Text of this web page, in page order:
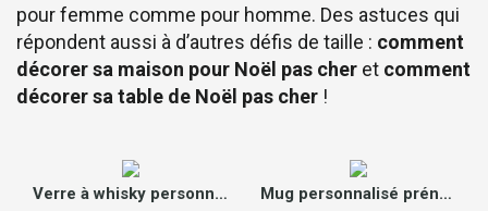
pour femme comme pour homme. Des astuces qui
répondent aussi à d’autres défis de taille : comment
décorer sa maison pour Noël pas cher et comment
décorer sa table de Noël pas cher !
Verre à whisky personnalisé - Prénom et Message Mug personnalisé prénom - Avis client